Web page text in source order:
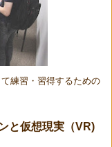
練習・習得するための
と仮想現実（VR)